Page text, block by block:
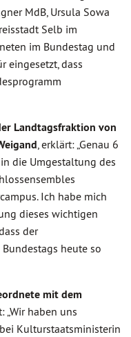
MdB, Ursula Sowa
Selb im
im Bundestag und
eingesetzt, dass
Landtagsfraktion von
, erklärt: „Genau 6
die Umgestaltung des
Ich habe mich
dieses wichtigen
der
heute so
mit dem
„Wir haben uns
Kulturstaatsministerin